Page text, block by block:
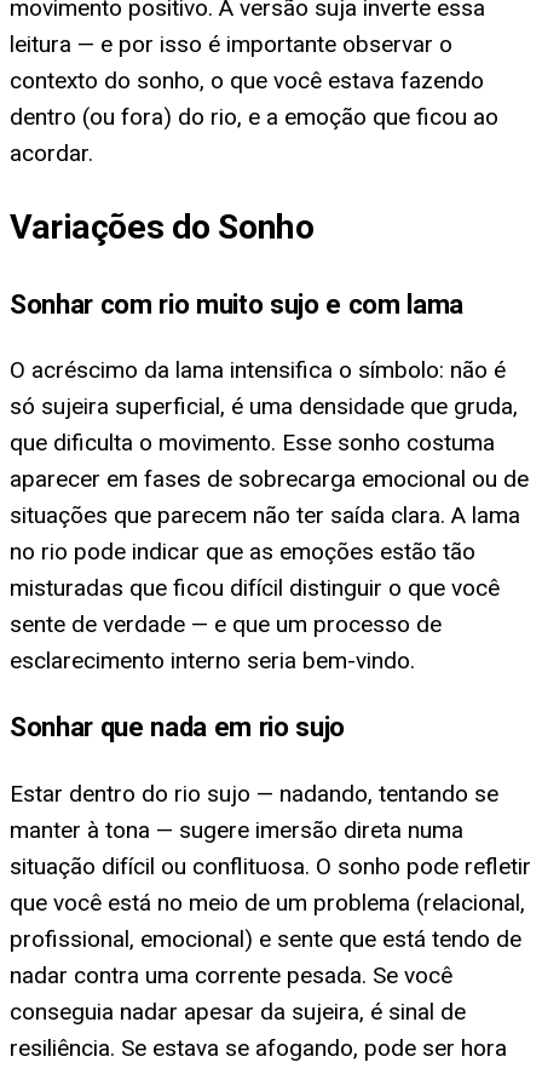
movimento positivo. A versão suja inverte essa
leitura — e por isso é importante observar o
contexto do sonho, o que você estava fazendo
dentro (ou fora) do rio, e a emoção que ficou ao
acordar.
Variações do Sonho
Sonhar com rio muito sujo e com lama
O acréscimo da lama intensifica o símbolo: não é
só sujeira superficial, é uma densidade que gruda,
que dificulta o movimento. Esse sonho costuma
aparecer em fases de sobrecarga emocional ou de
situações que parecem não ter saída clara. A lama
no rio pode indicar que as emoções estão tão
misturadas que ficou difícil distinguir o que você
sente de verdade — e que um processo de
esclarecimento interno seria bem-vindo.
Sonhar que nada em rio sujo
Estar dentro do rio sujo — nadando, tentando se
manter à tona — sugere imersão direta numa
situação difícil ou conflituosa. O sonho pode refletir
que você está no meio de um problema (relacional,
profissional, emocional) e sente que está tendo de
nadar contra uma corrente pesada. Se você
conseguia nadar apesar da sujeira, é sinal de
resiliência. Se estava se afogando, pode ser hora